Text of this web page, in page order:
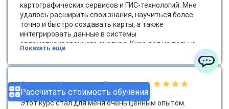
Рассчитать стоимость обучения
картографических сервисов и ГИС-технологий. Мне
удалось расширить свои знания, научиться более
точно и быстро создавать карты, а также
интегрировать данные в системы
автоматизированного анализа. Курс дал не только
азы, но и продвинутые навыки, которые я уже начала
применять в своей практике.
Показать ещё
Степан Игоревич Воронов
Инженерно-геологические изыскания
Этот курс стал для меня очень ценным опытом.